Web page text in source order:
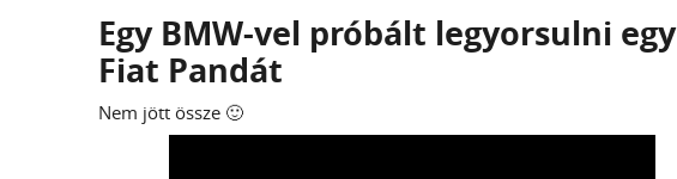
Egy BMW-vel próbált legyorsulni egy
Fiat Pandát
Nem jött össze 🙂